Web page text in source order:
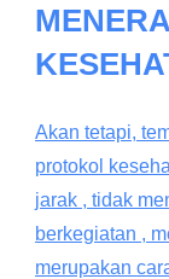
Akan tetapi,
protokol
jarak , tidak
berkegiatan ,
merupakan